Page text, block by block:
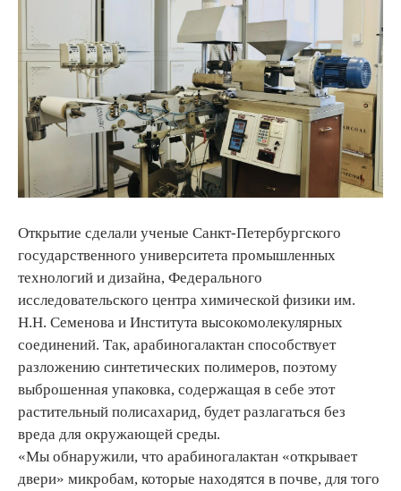
Открытие сделали ученые Санкт-Петербургского
государственного университета промышленных
технологий и дизайна, Федерального
исследовательского центра химической физики им.
Н.Н. Семенова и Института высокомолекулярных
соединений. Так, арабиногалактан способствует
разложению синтетических полимеров, поэтому
выброшенная упаковка, содержащая в себе этот
растительный полисахарид, будет разлагаться без
вреда для окружающей среды.
«Мы обнаружили, что арабиногалактан «открывает
двери» микробам, которые находятся в почве, для того